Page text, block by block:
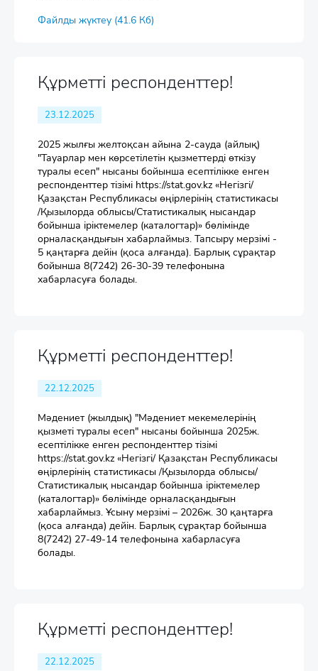
Файлды жүктеу (41.6 Кб)
Құрметті респонденттер!
23.12.2025
2025 жылғы желтоқсан айына 2-сауда (айлық)
"Тауарлар мен көрсетілетін қызметтерді өткізу
туралы есеп" нысаны бойынша есептілікке енген
респонденттер тізімі https://stat.gov.kz «Негізгі/
Қазақстан Республикасы өңірлерінің статистикасы
/Қызылорда облысы/Статистикалық нысандар
бойынша іріктемелер (каталогтар)» бөлімінде
орналасқандығын хабарлаймыз. Тапсыру мерзімі -
5 қаңтарға дейін (қоса алғанда). Барлық сұрақтар
бойынша 8(7242) 26-30-39 телефонына
хабарласуға болады.
Құрметті респонденттер!
22.12.2025
Мәдениет (жылдық) "Мәдениет мекемелерінің
қызметі туралы есеп" нысаны бойынша 2025ж.
есептілікке енген респонденттер тізімі
https://stat.gov.kz «Негізгі/ Қазақстан Республикасы
өңірлерінің статистикасы /Қызылорда облысы/
Статистикалық нысандар бойынша іріктемелер
(каталогтар)» бөлімінде орналасқандығын
хабарлаймыз. Ұсыну мерзімі – 2026ж. 30 қаңтарға
(қоса алғанда) дейін. Барлық сұрақтар бойынша
8(7242) 27-49-14 телефонына хабарласуға
болады.
Құрметті респонденттер!
22.12.2025